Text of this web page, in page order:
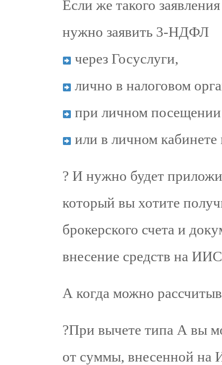
Если же такого
нужно заявить 3-НДФЛ
через Госуслуги,
лично в налоговом
при личном
или в личном
?️ И нужно будет
который вы хотите
брокерского счета и
внесение средств на ИИС
А когда можно
?️При вычете типа А вы
от суммы, внесенной на